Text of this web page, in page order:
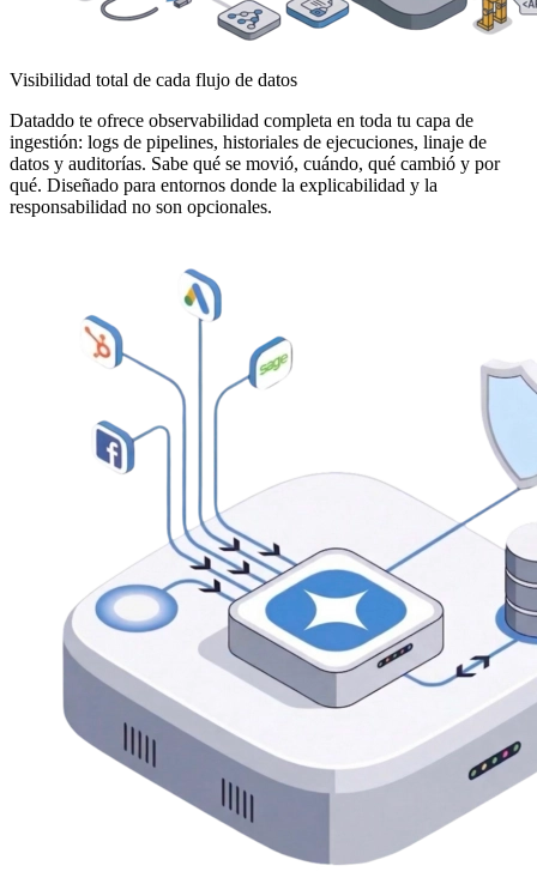
Visibilidad total de cada flujo de datos
Dataddo te ofrece observabilidad completa en toda tu capa de
ingestión: logs de pipelines, historiales de ejecuciones, linaje de
datos y auditorías. Sabe qué se movió, cuándo, qué cambió y por
qué. Diseñado para entornos donde la explicabilidad y la
responsabilidad no son opcionales.